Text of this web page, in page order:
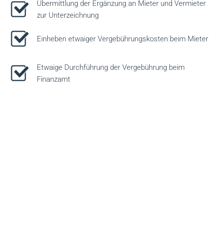
Übermittlung der Ergänzung an Mieter und Vermieter
zur Unterzeichnung
Einheben etwaiger Vergebührungskosten beim Mieter
Etwaige Durchführung der Vergebührung beim
Finanzamt